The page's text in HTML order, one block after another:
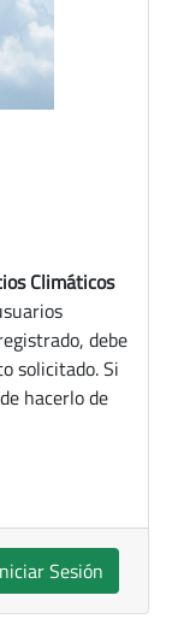
Climáticos
debe
solicitado. Si
hacerlo de
Sesión